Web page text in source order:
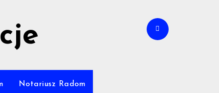
Notariusz Radom